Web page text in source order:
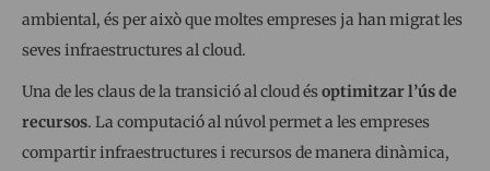
ambiental, és per això que moltes empreses ja han migrat les
seves infraestructures al cloud.
Una de les claus de la transició al cloud és optimitzar l’ús de
recursos. La computació al núvol permet a les empreses
compartir infraestructures i recursos de manera dinàmica,